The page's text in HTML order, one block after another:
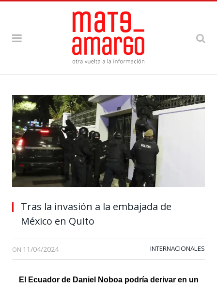
Tras la invasión a la embajada de
México en Quito
ON 11/04/2024 INTERNACIONALES
El Ecuador de Daniel Noboa podría derivar en un